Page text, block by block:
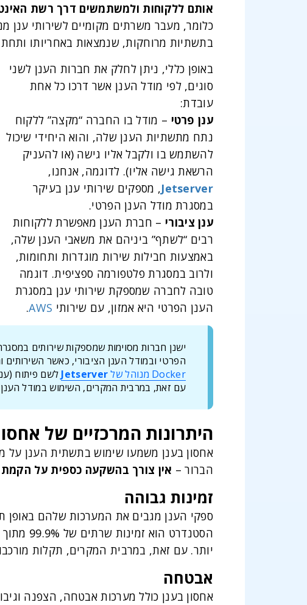
אותם ללקוחות ולמשתמשים דרך רשת
כלומר, מעבר משרתים מקומיים לשירותי
בתשתיות מרוחקות, שנמצאות באחריותו
באופן כללי, ניתן לחלק את חברות הענן לשני
סוגים, לפי מודל הענן אשר דרכו כל אחת
עובדת:
ענן פרטי – מודל בו החברה “מקצה” ללקוח
נתח מתשתיות הענן שלה, והוא היחידי שיכול
להשתמש בו ולקבל אליו גישה (או להעניק
הרשאת גישה אליו). לדוגמה, אנחנו,
Jetserver, מספקים שירותי ענן בעיקר
במסגרת מודל הענן הפרטי.
ענן ציבורי – חברת הענן מאפשרת ללקוחות
רבים “לשתף” ביניהם את משאבי הענן שלה,
באמצעות חבילות שירות מוגדרות ותחומות,
ולרוב במסגרת פלטפורמה ספציפית. דוגמה
טובה לחברה שמספקת שירותי ענן במסגרת
הענן הפרטי היא אמזון, עם שירותי AWS
.
ישנן חברות מסוימות שמספקות שירותים
הפרטי ובמודל הענן הציבורי, כאשר
Docker מנוהל של
Jetserver לשם פיתוח
עם זאת, במרבית המקרים, השימוש במודל
היתרונות המרכזיים של
אחסון בענן משמעו שימוש בתשתית הענן על
הברור – אין צורך בהשקעה כספית על
זמינות גבוהה
ספקי הענן מגבים את המערכות שלהם באופן
יותר. עם זאת, במרבית המקרים, תקלות
אבטחה
אחסון בענן כולל מערכות אבטחה, הצפנה